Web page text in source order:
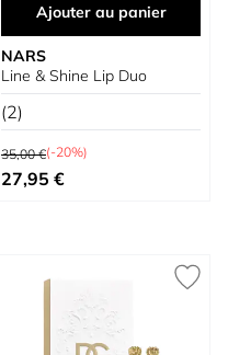
Ajouter au panier
NARS
Line & Shine Lip Duo
(2)
Prix normal
35,00 €(-20%)
Prix spécial
27,95 €